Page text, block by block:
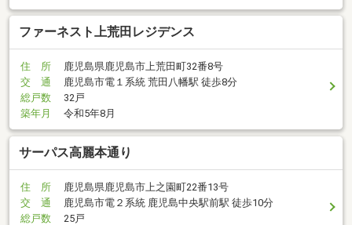
ファーネスト上荒田レジデンス
住 所
鹿児島県鹿児島市上荒田町32番8号
交 通
鹿児島市電１系統 荒田八幡駅 徒歩8分
総戸数
32戸
築年月
令和5年8月
サーパス高麗本通り
住 所
鹿児島県鹿児島市上之園町22番13号
交 通
鹿児島市電２系統 鹿児島中央駅前駅 徒歩10分
総戸数
25戸